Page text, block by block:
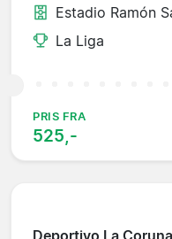
Estadio Ramón
La Liga
PRIS FRA
525,-